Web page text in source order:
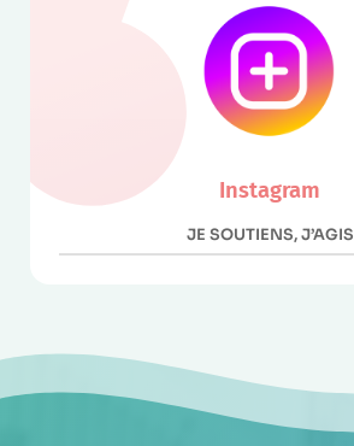
Instagram
JE SOUTIENS, J’AGIS